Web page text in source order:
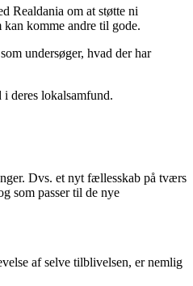
Realdania om at støtte ni
komme andre til gode.
undersøger, hvad der har
deres lokalsamfund.
Dvs. et nyt fællesskab på tværs
som passer til de nye
af selve tilblivelsen, er nemlig